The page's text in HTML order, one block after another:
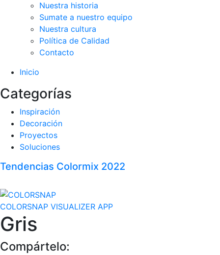
Nuestra historia
Sumate a nuestro equipo
Nuestra cultura
Política de Calidad
Contacto
Inicio
Categorías
Inspiración
Decoración
Proyectos
Soluciones
Tendencias Colormix 2022
COLORSNAP VISUALIZER APP
Gris
Compártelo: